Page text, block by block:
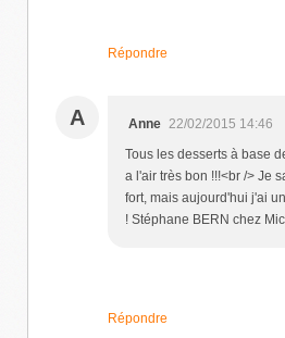
Répondre
A Anne 22/02/2015 14:46
Tous les desserts à base
a l'air très bon !!!<br /> Je
fort, mais aujourd'hui j'ai
! Stéphane BERN chez
Répondre